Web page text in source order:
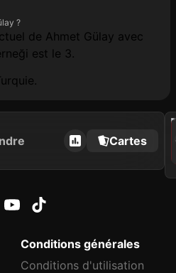
?
de Ahmet Gülay avec
est le 3.
Cartes
2021
Conditions générales
Conditions d'utilisation